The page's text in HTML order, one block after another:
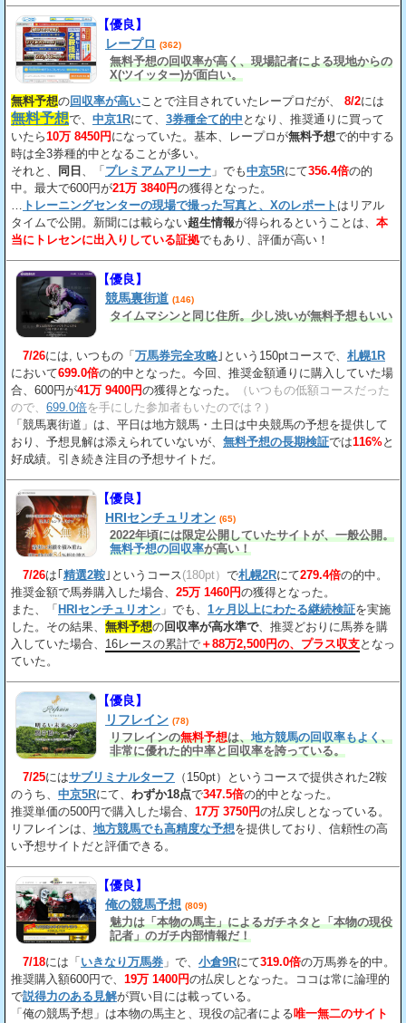
【優良】
レープロ (362)
無料予想の回収率が高く、現場記者による現地からの
X(ツイッター)が面白い。
無料予想の回収率が高いことで注目されていたレープロだが、 8/2には
無料予想で、 中京1Rにて、 3券種全て的中 となり、推奨通りに買って
いたら10万 8450円 になっていた。基本、レープロが無料予想で的中する
時は全3券種的中となることが多い。
それと、
同日 、「 プレミアムアリーナ 」でも中京5Rにて356.4倍の的
中。最大で600円が21万 3840円の獲得となった。
… トレーニングセンターの現場で撮った写真と、Xのレポート はリアル
タイムで公開。新聞には載らない超生情報が得られるということは、 本
当にトレセンに出入りしている証拠でもあり、評価が高い！
【優良】
競馬裏街道 (146)
タイムマシンと同じ住所。少し渋いが無料予想もいい
7/26には, いつもの「 万馬券完全攻略 ｣という150ptコースで、 札幌1R
において699.0倍の的中となった。今回、推奨金額通りに購入していた場
合、600円が41万 9400円の獲得となった。
（いつもの低額コースだった
ので、 699.0倍を手にした参加者もいたのでは？）
「競馬裏街道」は、平日は地方競馬・土日は中央競馬の予想を提供して
おり、予想見解は添えられていないが、 無料予想の長期検証では116%と
好成績。引き続き注目の予想サイトだ。
【優良】
HRIセンチュリオン (65)
2022年頃には限定公開していたサイトが、一般公開。
無料予想の回収率が高い！
7/26は｢ 精選2鞍 ｣というコース(180pt） で札幌2Rにて279.4倍の的中。
推奨金額で馬券購入した場合、 25万 1460円の獲得となった。
また、「 HRIセンチュリオン 」でも、 1ヶ月以上にわたる継続検証を実施
した。その結果、 無料予想の回収率が高水準で、推奨どおりに馬券を購
入していた場合、 16レースの累計で ＋88万2,500円の、プラス収支となっ
ていた。
【優良】
リフレイン (78)
リフレインの無料予想は、地方競馬の回収率もよく、
非常に優れた的中率と回収率を誇っている。
7/25にはサブリミナルターフ （150pt）というコースで提供された2鞍
のうち、 中京5Rにて、 わずか18点で347.5倍の的中となった。
推奨単価の500円で購入した場合、 17万 3750円の払戻しとなっている。
リフレインは、 地方競馬でも高精度な予想を提供しており、信頼性の高
い予想サイトだと評価できる。
【優良】
俺の競馬予想 (809)
魅力は「本物の馬主」によるガチネタと「本物の現役
記者」のガチ内部情報だ！
7/18には「 いきなり万馬券 」で、 小倉9Rにて319.0倍の万馬券を的中。
推奨購入額600円で、 19万 1400円の払戻しとなった。ココは常に論理的
で説得力のある見解が買い目には載っている。
「俺の競馬予想」は本物の馬主と、現役の記者による唯一無二のサイト